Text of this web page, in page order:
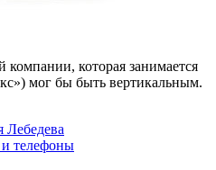
которая занимается
мог бы быть вертикальным.
Лебедева
и телефоны